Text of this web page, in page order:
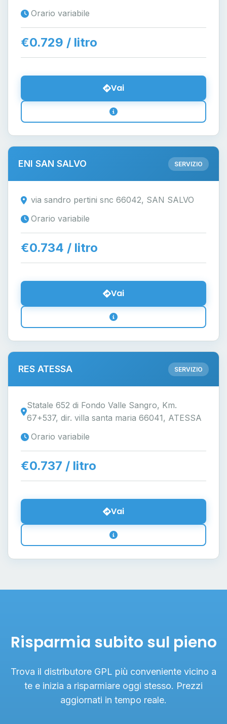
Orario variabile
€0.729 / litro
Vai
ENI SAN SALVO SERVIZIO
via sandro pertini snc 66042, SAN SALVO
Orario variabile
€0.734 / litro
Vai
RES ATESSA SERVIZIO
Statale 652 di Fondo Valle Sangro, Km.
67+537, dir. villa santa maria 66041, ATESSA
Orario variabile
€0.737 / litro
Vai
Risparmia subito sul pieno
Trova il distributore GPL più conveniente vicino a
te e inizia a risparmiare oggi stesso. Prezzi
aggiornati in tempo reale.